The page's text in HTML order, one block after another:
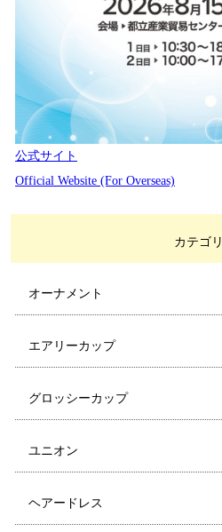
公式サイト
Official Website (For Overseas)
カテゴリ
オーナメント
エアリーカップ
グロッシーカップ
ユニオン
ヘアードレス